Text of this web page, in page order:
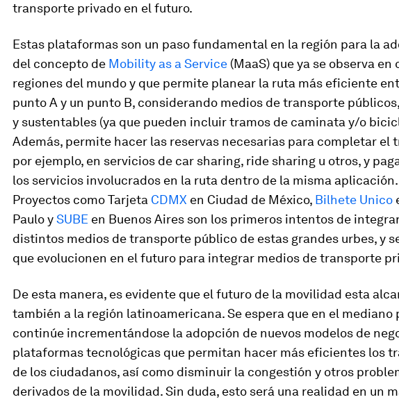
transporte privado en el futuro.
Estas plataformas son un paso fundamental en la región para la
del concepto de Mobility as a Service (MaaS) que ya se observa en
regiones del mundo y que permite planear la ruta más eficiente
punto A y un punto B, considerando medios de transporte
y sustentables (ya que pueden incluir tramos de caminata y/o
Además, permite hacer las reservas necesarias para completar el
por ejemplo, en servicios de car sharing, ride sharing u otros, y
los servicios involucrados en la ruta dentro de la misma aplicación.
Proyectos como Tarjeta CDMX en Ciudad de México, Bilhete Unico
Paulo ySUBE en Buenos Aires son los primeros intentos de
distintos medios de transporte público de estas grandes urbes, y
que evolucionen en el futuro para integrar medios de transporte
De esta manera, es evidente que el futuro de la movilidad esta
también a la región latinoamericana. Se espera que en el mediano
continúe incrementándose la adopción de nuevos modelos de
plataformas tecnológicas que permitan hacer más eficientes los
de los ciudadanos, así como disminuir la congestión y otros
derivados de la movilidad. Sin duda, esto será una realidad en un